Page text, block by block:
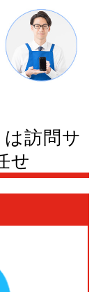
訪問サ
せ